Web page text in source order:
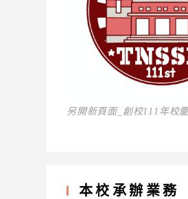
另開新頁面_創校111年校
本校承辦業務